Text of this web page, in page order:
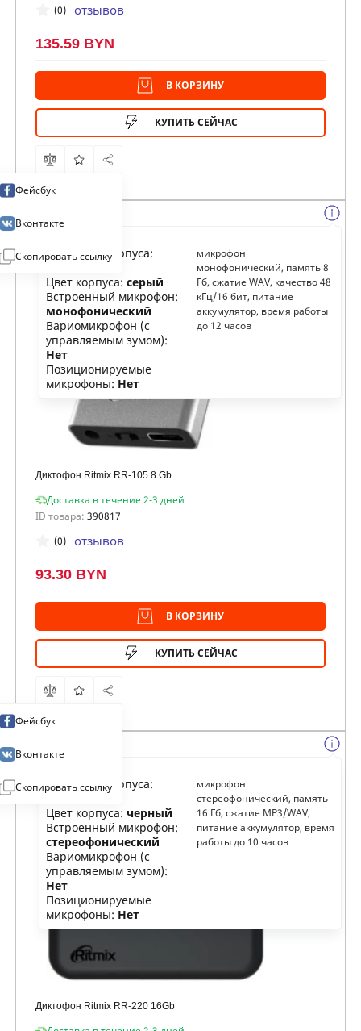
(0) отзывов
135.59 BYN
В КОРЗИНУ
КУПИТЬ СЕЙЧАС
Фейсбук
Вконтакте
Скопировать ссылку
Диктофон Ritmix RR-105 8 Gb
Доставка в течение 2-3 дней
ID товара: 390817
Материал корпуса:
Цвет корпуса: серый
Встроенный микрофон:
монофонический
Вариомикрофон (с
управляемым зумом):
Нет
Позиционируемые
микрофоны: Нет
микрофон
монофонический, память 8
Гб, сжатие WAV, качество 48
кГц/16 бит, питание
аккумулятор, время работы
до 12 часов
(0) отзывов
93.30 BYN
В КОРЗИНУ
КУПИТЬ СЕЙЧАС
Фейсбук
Вконтакте
Скопировать ссылку
Диктофон Ritmix RR-220 16Gb
Материал корпуса:
Цвет корпуса: черный
Встроенный микрофон:
стереофонический
Вариомикрофон (с
управляемым зумом):
Нет
Позиционируемые
микрофоны: Нет
микрофон
стереофонический, память
16 Гб, сжатие MP3/WAV,
питание аккумулятор, время
работы до 10 часов